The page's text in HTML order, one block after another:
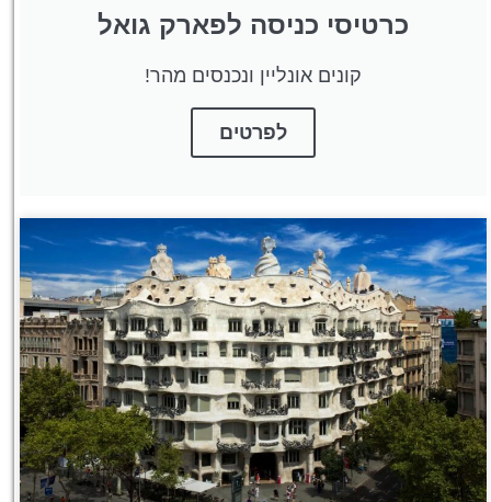
כרטיסי כניסה לפארק גואל
קונים אונליין ונכנסים מהר!
לפרטים